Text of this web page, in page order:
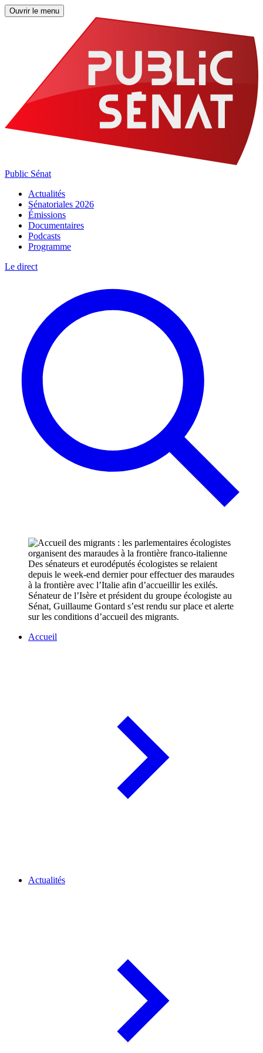
Ouvrir le menu
Public Sénat
Actualités
Sénatoriales 2026
Émissions
Documentaires
Podcasts
Programme
Le direct
Des sénateurs et eurodéputés écologistes se relaient
depuis le week-end dernier pour effectuer des maraudes
à la frontière avec l’Italie afin d’accueillir les exilés.
Sénateur de l’Isère et président du groupe écologiste au
Sénat, Guillaume Gontard s’est rendu sur place et alerte
sur les conditions d’accueil des migrants.
Accueil
Actualités